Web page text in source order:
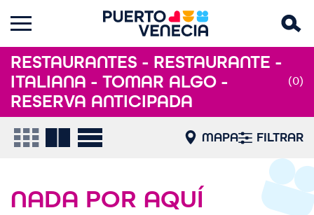
RESTAURANTES - RESTAURANTE -
ITALIANA - TOMAR ALGO -
RESERVA ANTICIPADA
(0)
MAPA FILTRAR
NADA POR AQUÍ